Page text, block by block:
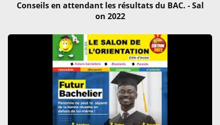
Conseils en attendant les résultats du BAC. - Sal
on 2022